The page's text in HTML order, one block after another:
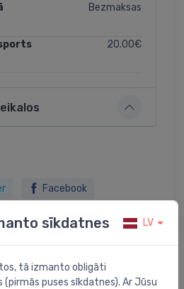
Bezmaksas
20.00€
Facebook
sīkdatnes LV
tā izmanto obligāti
puses sīkdatnes). Ar Jūsu